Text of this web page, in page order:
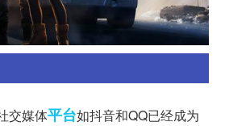
交媒体平台如抖音和QQ已经成为